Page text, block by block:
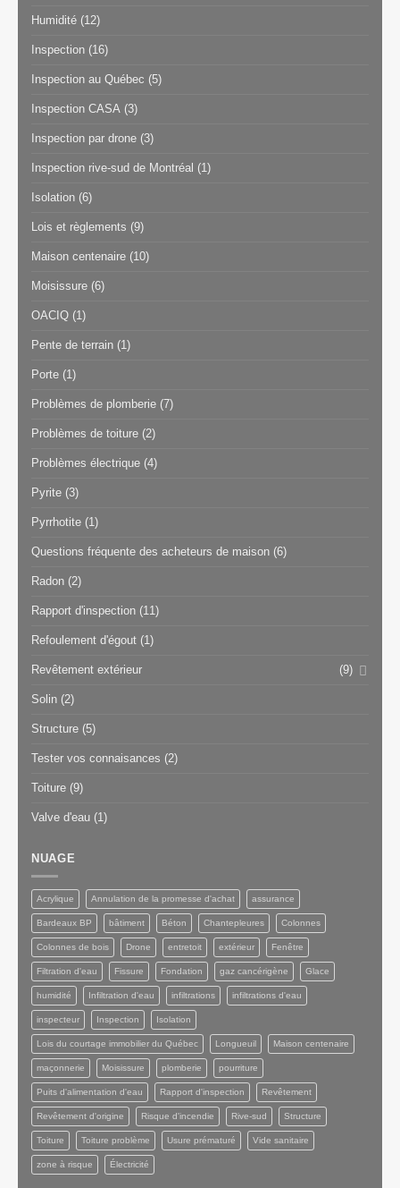
Humidité (12)
Inspection (16)
Inspection au Québec (5)
Inspection CASA (3)
Inspection par drone (3)
Inspection rive-sud de Montréal (1)
Isolation (6)
Lois et règlements (9)
Maison centenaire (10)
Moisissure (6)
OACIQ (1)
Pente de terrain (1)
Porte (1)
Problèmes de plomberie (7)
Problèmes de toiture (2)
Problèmes électrique (4)
Pyrite (3)
Pyrrhotite (1)
Questions fréquente des acheteurs de maison (6)
Radon (2)
Rapport d'inspection (11)
Refoulement d'égout (1)
Revêtement extérieur (9)
Solin (2)
Structure (5)
Tester vos connaisances (2)
Toiture (9)
Valve d'eau (1)
NUAGE
Acrylique Annulation de la promesse d'achat assurance
Bardeaux BP bâtiment Béton Chantepleures Colonnes
Colonnes de bois Drone entretoit extérieur Fenêtre
Filtration d'eau Fissure Fondation gaz cancérigène Glace
humidité Infiltration d'eau infiltrations infiltrations d'eau
inspecteur Inspection Isolation
Lois du courtage immobilier du Québec Longueuil Maison centenaire
maçonnerie Moisissure plomberie pourriture
Puits d'alimentation d'eau Rapport d'inspection Revêtement
Revêtement d'origine Risque d'incendie Rive-sud Structure
Toiture Toiture problème Usure prématuré Vide sanitaire
zone à risque Électricité